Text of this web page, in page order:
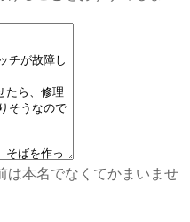
は本名でなくてかまいませ